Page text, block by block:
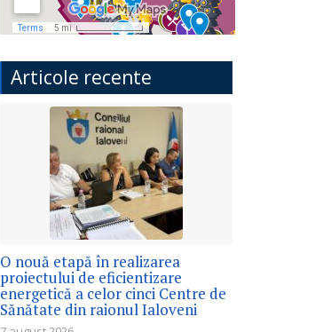
Articole recente
O nouă etapă în realizarea
proiectului de eficientizare
energetică a celor cinci Centre de
Sănătate din raionul Ialoveni